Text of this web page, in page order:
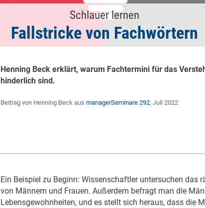
Schlauer lernen
Fallstricke von Fachwörtern
Henning Beck erklärt, warum Fachtermini für das
hinderlich sind.
Beitrag von Henning Beck aus managerSeminare 292, Juli 2022
Ein Beispiel zu Beginn: Wissenschaftler untersuchen das
von Männern und Frauen. Außerdem befragt man die
Lebensgewohnheiten, und es stellt sich heraus, dass die